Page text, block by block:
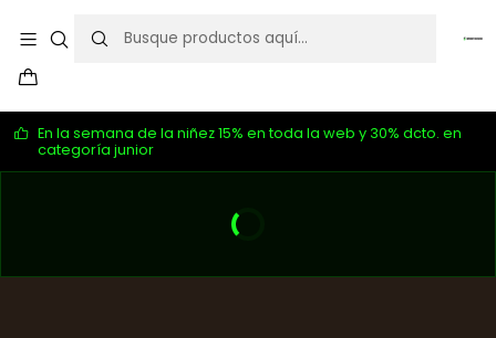
En la semana de la niñez 15% en toda la web y 30% dcto. en
categoría junior